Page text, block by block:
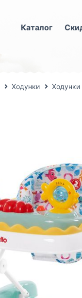
Каталог
Ходунки Ходунки